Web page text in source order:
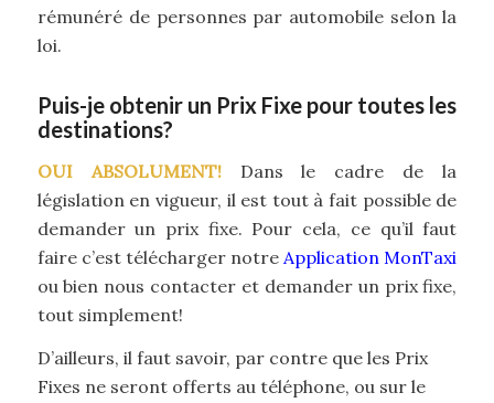
rémunéré de personnes par automobile selon la
loi.
Puis-je obtenir un Prix Fixe pour toutes les
destinations?
OUI ABSOLUMENT!Dans le cadre de la
législation en vigueur, il est tout à fait possible de
demander un prix fixe. Pour cela, ce qu’il faut
faire c’est télécharger notre Application MonTaxi
ou bien nous contacter et demander un prix fixe,
tout simplement!
D’ailleurs, il faut savoir, par contre que les Prix
Fixes ne seront offerts au téléphone, ou sur le